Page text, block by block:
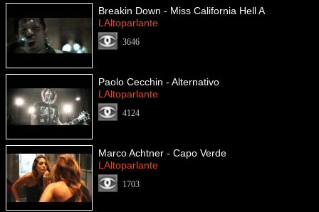
Breakin Down - Miss California Hell A
LAltoparlante
3646
Paolo Cecchin - Alternativo
LAltoparlante
4124
Marco Achtner - Capo Verde
LAltoparlante
1703